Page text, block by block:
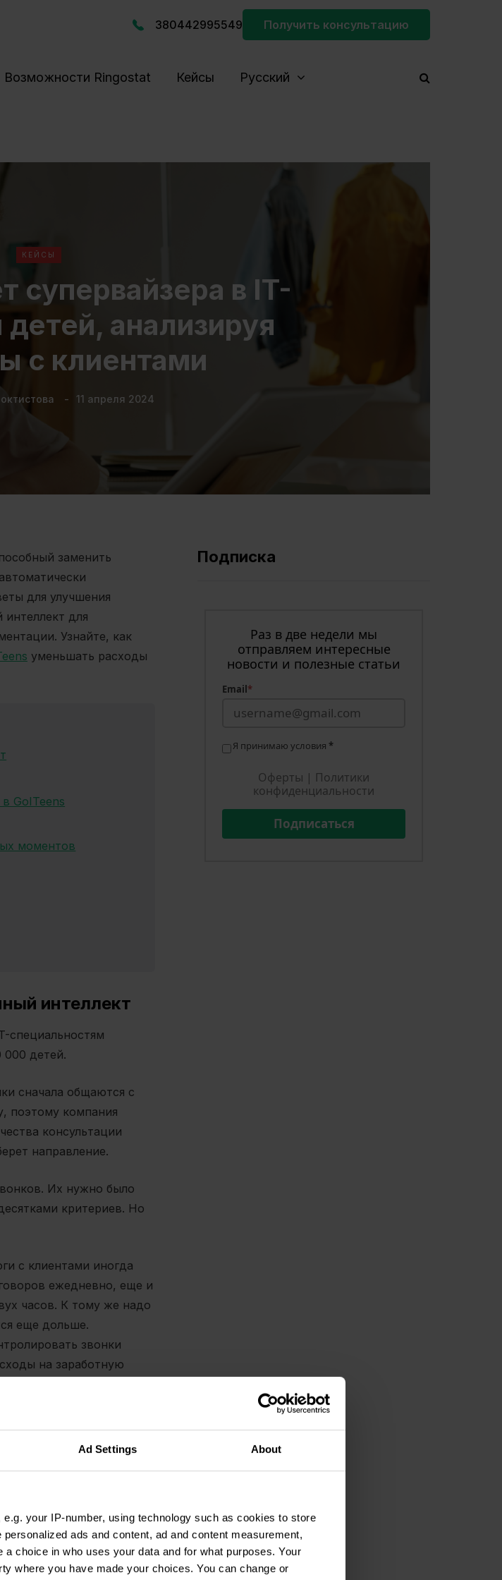
Ad Settings About
your IP-number, using technology such as cookies to store
ads and content, ad and content measurement,
choice in who uses your data and for what purposes. Your
where you have made your choices. You can change or
380442995549 Получить консультацию
Возможности Ringostat Кейсы Русский
КЕЙСЫ
супервайзера в IT-
анализируя
с клиентами
11 апреля 2024
заменить
для улучшения
для
Узнайте, как
уменьшать расходы
GoITeens
моментов
интеллект
специальностям
000 детей.
сначала общаются с
поэтому компания
консультации
направление.
Их нужно было
критериев. Но
с клиентами иногда
ежедневно, еще и
часов. К тому же надо
еще дольше.
звонки
на заработную
наугад, а так
Поэтому
не было никаких
бы существенно
телефонии,
Подписка
Раз в две недели мы
отправляем интересные
новости и полезные статьи
Email*
Я принимаю условия *
Оферты | Политики
конфиденциальности
Подписаться